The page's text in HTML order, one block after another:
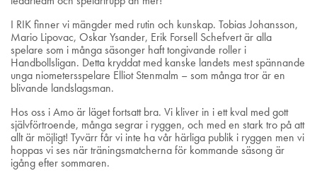
I RIK finner vi mängder med rutin och kunskap. Tobias Johansson,
Mario Lipovac, Oskar Ysander, Erik Forsell Schefvert är alla
spelare som i många säsonger haft tongivande roller i
Handbollsligan. Detta kryddat med kanske landets mest spännande
unga niometersspelare Elliot Stenmalm – som många tror är en
blivande landslagsman.
Hos oss i Amo är läget fortsatt bra. Vi kliver in i ett kval med gott
självförtroende, många segrar i ryggen, och med en stark tro på att
allt är möjligt! Tyvärr får vi inte ha vår härliga publik i ryggen men vi
hoppas vi ses när träningsmatcherna för kommande säsong är
igång efter sommaren.